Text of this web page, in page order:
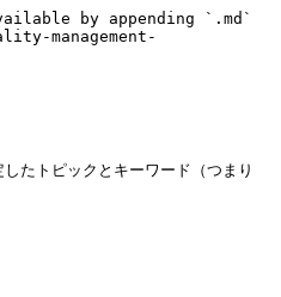
by appending `.md`
management-
たトピックとキーワード（つまり